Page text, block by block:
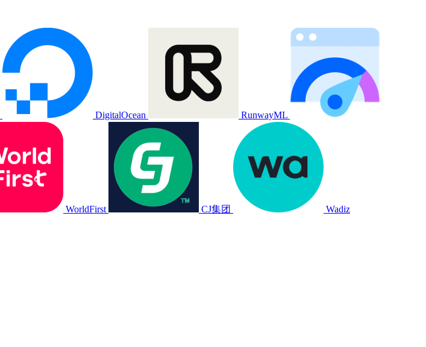
DigitalOcean RunwayML
WorldFirst CJ集团 Wadiz